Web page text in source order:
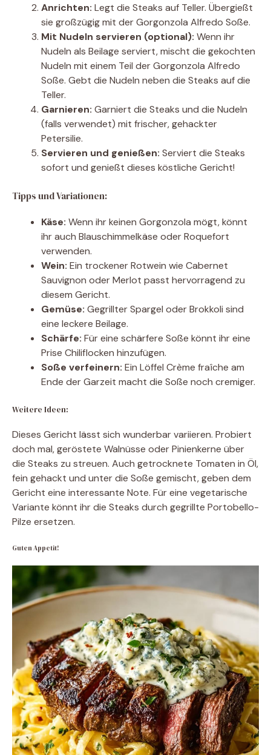
Anrichten: Legt die Steaks auf Teller. Übergießt
sie großzügig mit der Gorgonzola Alfredo Soße.
Mit Nudeln servieren (optional): Wenn ihr
Nudeln als Beilage serviert, mischt die gekochten
Nudeln mit einem Teil der Gorgonzola Alfredo
Soße. Gebt die Nudeln neben die Steaks auf die
Teller.
Garnieren: Garniert die Steaks und die Nudeln
(falls verwendet) mit frischer, gehackter
Petersilie.
Servieren und genießen: Serviert die Steaks
sofort und genießt dieses köstliche Gericht!
Tipps und Variationen:
Käse: Wenn ihr keinen Gorgonzola mögt, könnt
ihr auch Blauschimmelkäse oder Roquefort
verwenden.
Wein: Ein trockener Rotwein wie Cabernet
Sauvignon oder Merlot passt hervorragend zu
diesem Gericht.
Gemüse: Gegrillter Spargel oder Brokkoli sind
eine leckere Beilage.
Schärfe: Für eine schärfere Soße könnt ihr eine
Prise Chiliflocken hinzufügen.
Soße verfeinern: Ein Löffel Crème fraîche am
Ende der Garzeit macht die Soße noch cremiger.
Weitere Ideen:
Dieses Gericht lässt sich wunderbar variieren. Probiert
doch mal, geröstete Walnüsse oder Pinienkerne über
die Steaks zu streuen. Auch getrocknete Tomaten in Öl,
fein gehackt und unter die Soße gemischt, geben dem
Gericht eine interessante Note. Für eine vegetarische
Variante könnt ihr die Steaks durch gegrillte Portobello-
Pilze ersetzen.
Guten Appetit!